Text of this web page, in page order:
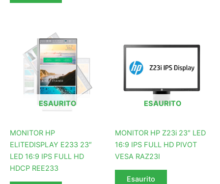
ESAURITO
MONITOR HP
ELITEDISPLAY E233 23″
LED 16:9 IPS FULL HD
HDCP REE233
ESAURITO
MONITOR HP Z23i 23″ LED
16:9 IPS FULL HD PIVOT
VESA RAZ23I
Esaurito